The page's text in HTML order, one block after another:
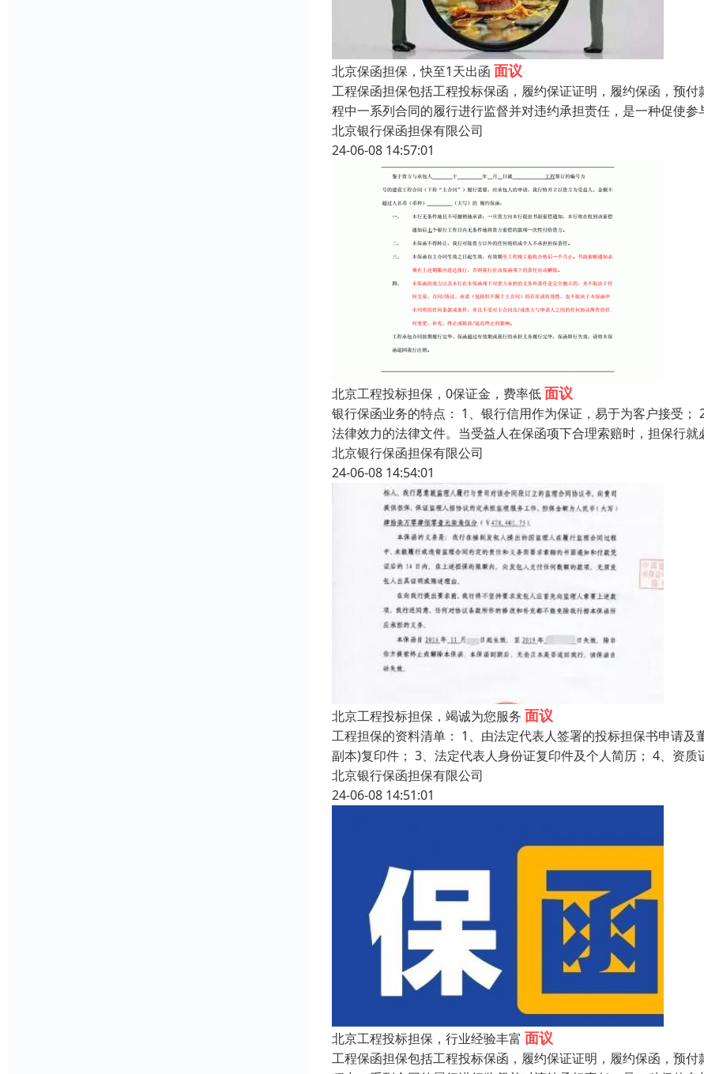
北京保函担保，快至1天出函 面议
工程保函担保包括工程投标保函，履约保证证明，履约保函，预
程中一系列合同的履行进行监督并对违约承担责任，是一种促使
北京银行保函担保有限公司
24-06-08 14:57:01
北京工程投标担保，0保证金，费率低面议
银行保函业务的特点： 1、银行信用作为保证，易于为客户接受
法律效力的法律文件。当受益人在保函项下合理索赔时，担保行
北京银行保函担保有限公司
24-06-08 14:54:01
北京工程投标担保，竭诚为您服务 面议
工程担保的资料清单： 1、由法定代表人签署的投标担保书申请
副本)复印件； 3、法定代表人身份证复印件及个人简历； 4、资
北京银行保函担保有限公司
24-06-08 14:51:01
北京工程投标担保，行业经验丰富 面议
工程保函担保包括工程投标保函，履约保证证明，履约保函，预